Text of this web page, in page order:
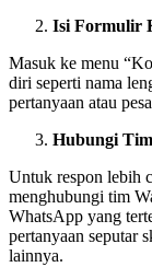
Isi Formulir
Masuk ke menu
diri seperti nama
pertanyaan atau
Hubungi
Untuk respon lebih
menghubungi tim
WhatsApp yang
pertanyaan seputar
lainnya.